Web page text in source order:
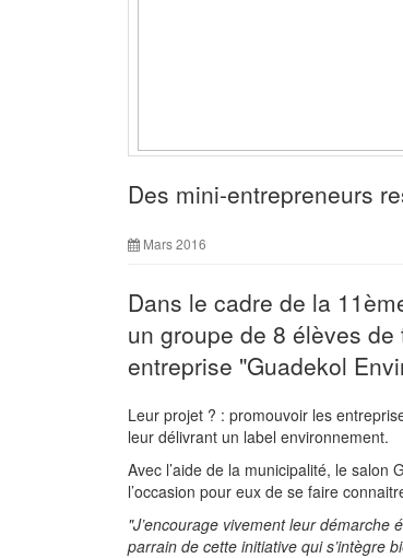
Des mini-entrepreneurs
Mars 2016
Dans le cadre de la
un groupe de 8 élèves
entreprise "Guadekol
Leur projet ? : promouvoir les
leur délivrant un label environnement.
Avec l’aide de la municipalité, le salon
l’occasion pour eux de se faire
"J’encourage vivement leur démarche
parrain de cette initiative qui s’intègre